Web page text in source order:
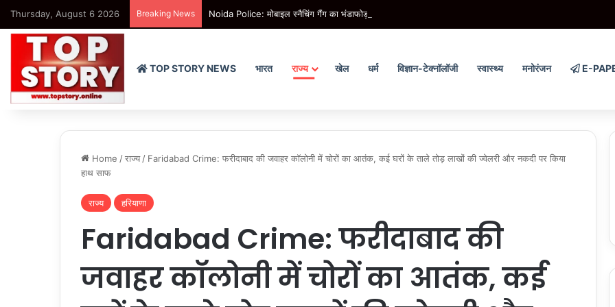
Thursday, August 6 2026 Breaking News Noida Police: मोबाइल स्नैचिंग गैंग का भंडाफोड़, 8 आरोपी गिरफ्तार, 300 से ज्यादा मोबाइल और पार्ट्स बरामद
TOP STORY NEWS भारत राज्य खेल धर्म विज्ञान-टेक्नॉलॉजी स्वास्थ्य मनोरंजन E-
Home /राज्य / Faridabad Crime: फरीदाबाद की जवाहर कॉलोनी में चोरों का आतंक, कई घरों के ताले तोड़ लाखों की ज्वेलरी और नकदी पर किया
हाथ साफ
राज्य हरियाणा
Faridabad Crime: फरीदाबाद की
जवाहर कॉलोनी में चोरों का आतंक, कई